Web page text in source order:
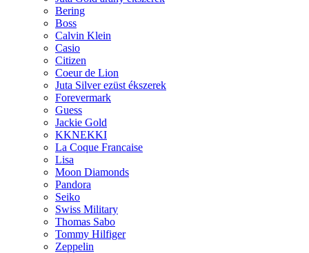
Bering
Boss
Calvin Klein
Casio
Citizen
Coeur de Lion
Juta Silver ezüst ékszerek
Forevermark
Guess
Jackie Gold
KKNEKKI
La Coque Francaise
Lisa
Moon Diamonds
Pandora
Seiko
Swiss Military
Thomas Sabo
Tommy Hilfiger
Zeppelin